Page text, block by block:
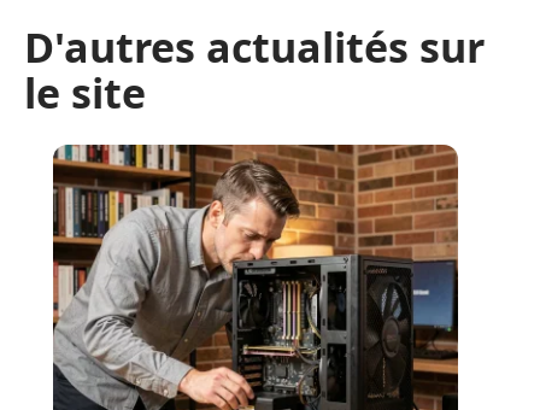
D'autres actualités sur
le site